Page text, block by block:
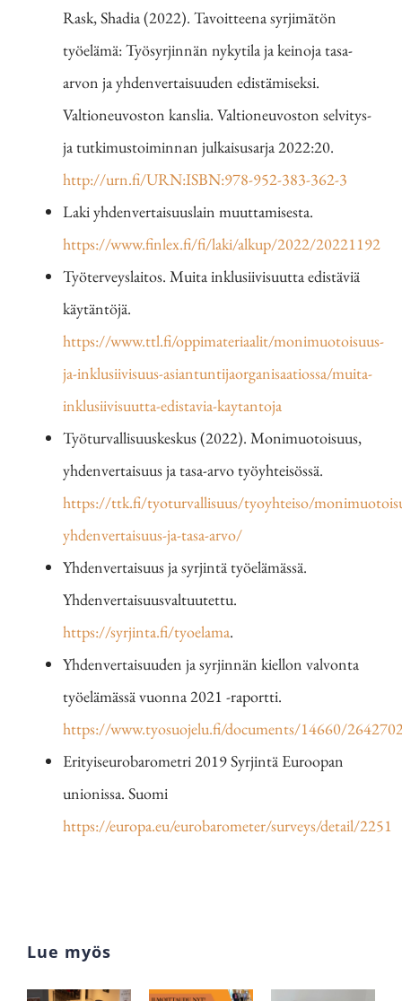
Rask, Shadia (2022). Tavoitteena syrjimätön
työelämä: Työsyrjinnän nykytila ja keinoja tasa-
arvon ja yhdenvertaisuuden edistämiseksi.
Valtioneuvoston kanslia. Valtioneuvoston selvitys-
ja tutkimustoiminnan julkaisusarja 2022:20.
http://urn.fi/URN:ISBN:978-952-383-362-3
Laki yhdenvertaisuuslain muuttamisesta.
https://www.finlex.fi/fi/laki/alkup/2022/20221192
Työterveyslaitos. Muita inklusiivisuutta edistäviä
käytäntöjä.
https://www.ttl.fi/oppimateriaalit/monimuotoisuus-
ja-inklusiivisuus-asiantuntijaorganisaatiossa/muita-
inklusiivisuutta-edistavia-kaytantoja
Työturvallisuuskeskus (2022). Monimuotoisuus,
yhdenvertaisuus ja tasa-arvo työyhteisössä.
https://ttk.fi/tyoturvallisuus/tyoyhteiso/
yhdenvertaisuus-ja-tasa-arvo/
Yhdenvertaisuus ja syrjintä työelämässä.
Yhdenvertaisuusvaltuutettu.
https://syrjinta.fi/tyoelama.
Yhdenvertaisuuden ja syrjinnän kiellon valvonta
työelämässä vuonna 2021 -raportti.
https://www.tyosuojelu.fi/documents/14660/
Erityiseurobarometri 2019 Syrjintä Euroopan
unionissa. Suomi
https://europa.eu/eurobarometer/surveys/detail/2251
Lue myös